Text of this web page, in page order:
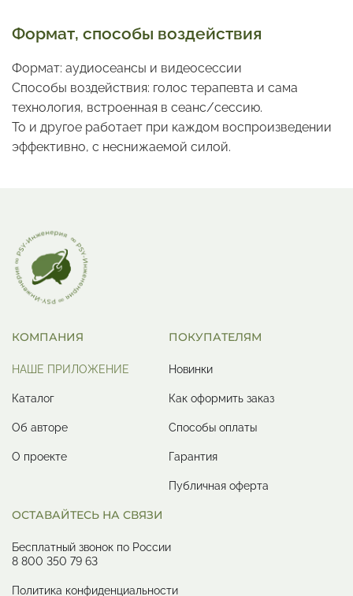
Формат, способы воздействия
Формат: аудиосеансы и видеосессии
Способы воздействия: голос терапевта и сама
технология, встроенная в сеанс/сессию.
То и другое работает при каждом воспроизведении
эффективно, с неснижаемой силой.
КОМПАНИЯ
НАШЕ ПРИЛОЖЕНИЕ
Каталог
Об авторе
О проекте
ПОКУПАТЕЛЯМ
Новинки
Как оформить заказ
Способы оплаты
Гарантия
Публичная оферта
ОСТАВАЙТЕСЬ НА СВЯЗИ
Бесплатный звонок по России
8 800 350 79 63
Политика конфиденциальности